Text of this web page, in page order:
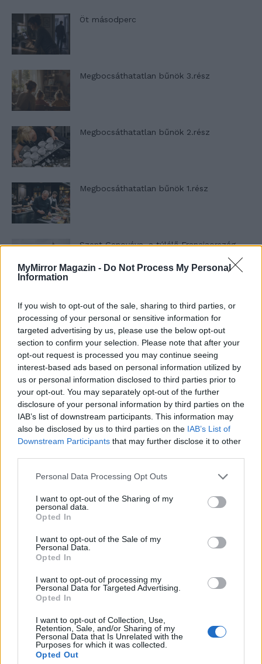
MyMirror Magazin - Do Not Process My Personal
Information
If you wish to opt-out of the sale, sharing to third parties, or
processing of your personal or sensitive information for
targeted advertising by us, please use the below opt-out
section to confirm your selection. Please note that after your
opt-out request is processed you may continue seeing
interest-based ads based on personal information utilized by
us or personal information disclosed to third parties prior to
your opt-out. You may separately opt-out of the further
disclosure of your personal information by third parties on the
IAB’s list of downstream participants. This information may
also be disclosed by us to third parties on the IAB’s List of
Downstream Participants that may further disclose it to other
Personal Data Processing Opt Outs
I want to opt-out of the Sharing of my
personal data.
Opted In
I want to opt-out of the Sale of my
Personal Data.
Opted In
I want to opt-out of processing my
Personal Data for Targeted Advertising.
Opted In
I want to opt-out of Collection, Use,
Retention, Sale, and/or Sharing of my
Personal Data that Is Unrelated with the
Purposes for which it was collected.
Opted Out
Öt másodperc
Megbocsáthatatlan bűnök 3.rész
Megbocsáthatatlan bűnök 2.rész
Megbocsáthatatlan bűnök 1.rész
Szent Genovéva, a túlélő Franciaország
Minka 12. rész
Minka 11. rész
T. szereti a fiatal lányokat 14. rész
nőknek, amikor segítséget kérnek?
gyűjteménye
Elyna Robbs: Adéle és az örökölt árnyak
Woody Allen megosztó zsenialitása